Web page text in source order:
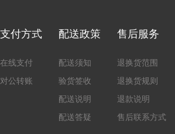
支付方式
在线支付
对公转账
配送政策
配送须知
验货签收
配送说明
配送答疑
售后服务
退换货范围
退换货规则
退款说明
售后联系方式